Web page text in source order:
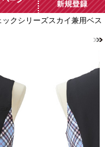
ジ
ログイン・新規
ックシリーズスカイ兼用ベス